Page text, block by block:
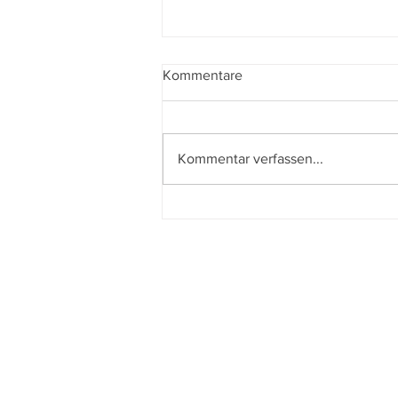
Kommentare
Kommentar verfassen...